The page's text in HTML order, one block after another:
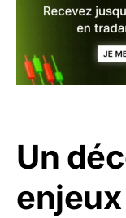
Un